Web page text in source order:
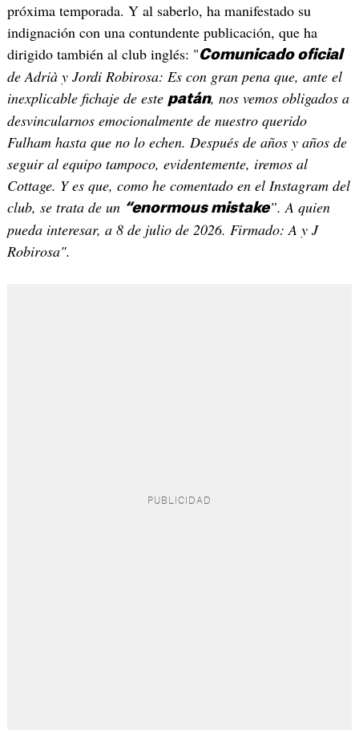
próxima temporada. Y al saberlo, ha manifestado su
indignación con una contundente publicación, que ha
dirigido también al club inglés: "Comunicado oficial
de Adrià y Jordi Robirosa: Es con gran pena que, ante el
inexplicable fichaje de este patán, nos vemos obligados a
desvincularnos emocionalmente de nuestro querido
Fulham hasta que no lo echen. Después de años y años de
seguir al equipo tampoco, evidentemente, iremos al
Cottage. Y es que, como he comentado en el Instagram del
club, se trata de un “enormous mistake”. A quien
pueda interesar, a 8 de julio de 2026. Firmado: A y J
Robirosa".